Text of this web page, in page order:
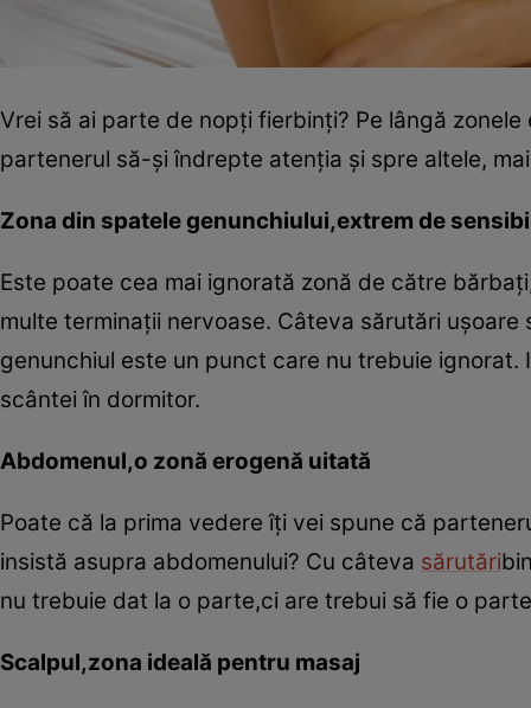
Vrei să ai parte de nopţi fierbinţi? Pe lângă
partenerul să-şi îndrepte atenţia şi spre altele,
Zona din spatele genunchiului,extrem de
Este poate cea mai ignorată zonă de către
multe terminaţii nervoase. Câteva sărutări
genunchiul este un punct care nu trebuie
scântei în dormitor.
Abdomenul,o zonă erogenă uitată
Poate că la prima vedere îţi vei spune că
insistă asupra abdomenului? Cu câteva sărutări
nu trebuie dat la o parte,ci are trebui să fie o
Scalpul,zona ideală pentru masaj